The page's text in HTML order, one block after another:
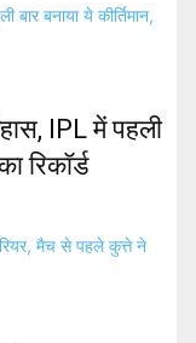
IPL में पहली
रिकॉर्ड